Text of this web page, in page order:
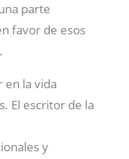
parte
favor de esos
en la vida
El escritor de la
y